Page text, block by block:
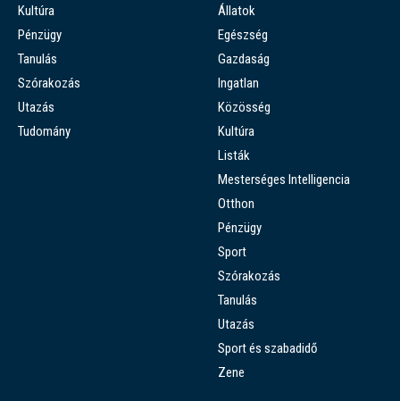
Kultúra
Pénzügy
Tanulás
Szórakozás
Utazás
Tudomány
Állatok
Egészség
Gazdaság
Ingatlan
Közösség
Kultúra
Listák
Mesterséges Intelligencia
Otthon
Pénzügy
Sport
Szórakozás
Tanulás
Utazás
Sport és szabadidő
Zene